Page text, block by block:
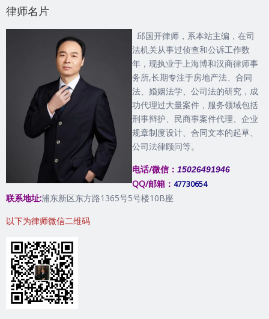
律师名片
邱国开律师，系本站主编，在司
法机关从事过侦查和公诉工作数
年，现执业于上海博和汉商律师事
务所,长期专注于房地产法、合同
法、婚姻法学、公司法的研究，成
功代理过大量案件，服务领域包括
刑事辩护、民商事案件代理、企业
规章制度设计、合同文本的起草、
公司法律顾问等。
电话/微信： 15026491946
QQ/邮箱： 47730654
联系地址:浦东新区东方路1365号5号楼10B座
以下为律师微信二维码